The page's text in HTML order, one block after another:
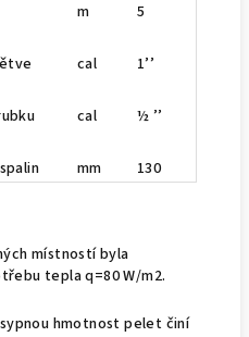
m 5
cal 1’’
cal ½ ’’
mm 130
místností byla
tepla q=80 W/m2.
hmotnost pelet činí